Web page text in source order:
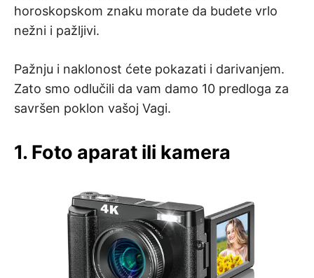
horoskopskom znaku morate da budete vrlo
nežni i pažljivi.
Pažnju i naklonost ćete pokazati i darivanjem.
Zato smo odlučili da vam damo 10 predloga za
savršen poklon vašoj Vagi.
1. Foto aparat ili kamera